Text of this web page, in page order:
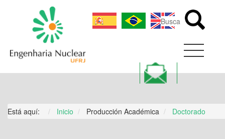
CONTEÚDO
Está aquí: Inicio Producción Académica Doctorado